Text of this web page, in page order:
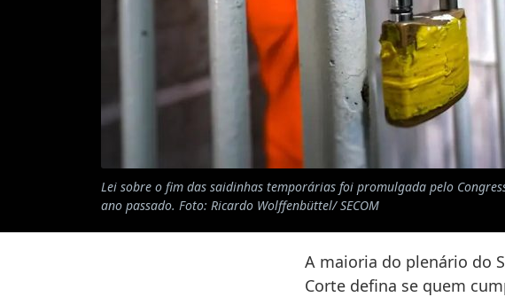
Lei sobre o fim das saidinhas temporárias foi promulgada pelo
ano passado. Foto: Ricardo Wolffenbüttel/ SECOM
A maioria do plenário do
Corte defina se quem